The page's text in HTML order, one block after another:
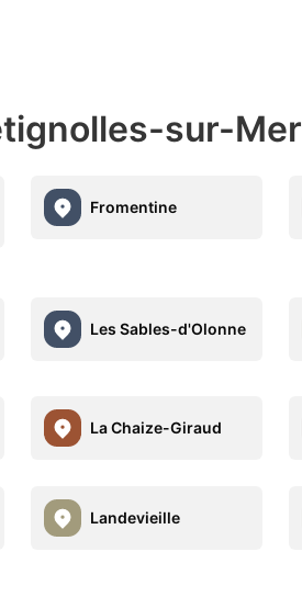
sur-Mer
Fromentine
Les Sables-d'Olonne
La Chaize-Giraud
Landevieille